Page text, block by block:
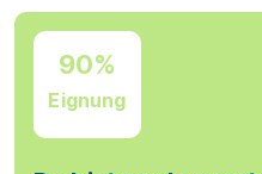
90%
Eignung